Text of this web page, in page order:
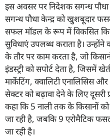
इस अवसर पर निदेशक सगन्ध पौधा
सगन्ध पौधा केन्द्र को खुशबूदार
सफल मॉडल के रूप में विकसित
सुविधाएं उपलब्ध कराता है।
के तौर पर काम करता है, जो
इंडस्ट्री को सपोर्ट देता है, जिसमें
मार्केटिंग, क्वालिटी एनालिसिस
सेक्टर को बढ़ावा देने के लिए दूसरी
कहा कि 5 नाली तक के किसानों
जा रही है, जबकि 9 एरोमैटिक
जा रही है।